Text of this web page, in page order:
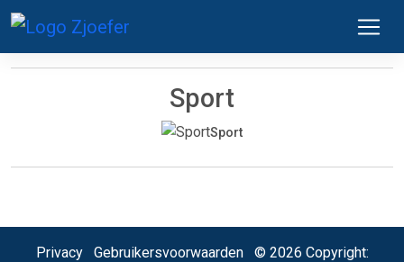
Sport
Sport
Privacy Gebruikersvoorwaarden© 2026 Copyright: